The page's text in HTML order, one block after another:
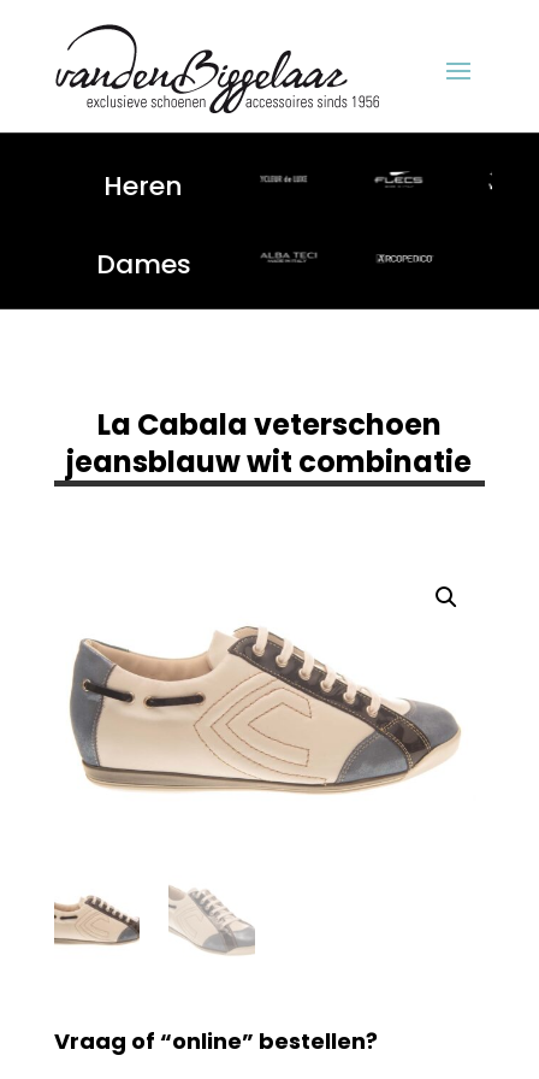
Heren
Dames
La Cabala veterschoen
jeansblauw wit combinatie
Vraag of “online” bestellen?